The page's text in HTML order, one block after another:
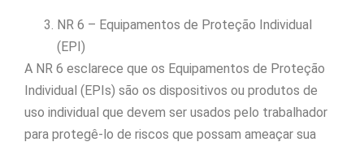
NR 6 – Equipamentos de Proteção Individual
(EPI)
A NR 6 esclarece que os Equipamentos de Proteção
Individual (EPIs) são os dispositivos ou produtos de
uso individual que devem ser usados pelo trabalhador
para protegê-lo de riscos que possam ameaçar sua